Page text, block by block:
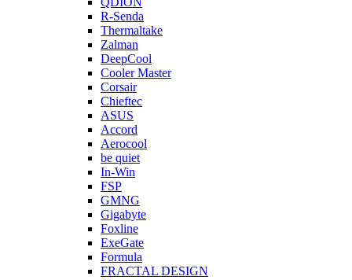
R-Senda
Thermaltake
Zalman
DeepCool
Cooler Master
Corsair
Chieftec
ASUS
Accord
Aerocool
be quiet
In-Win
FSP
GMNG
Gigabyte
Foxline
ExeGate
Formula
FRACTAL DESIGN